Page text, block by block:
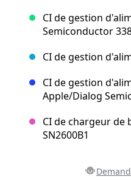
CI de gestion
Semiconductor
CI de gestion
CI de gestion
Apple/Dialog
CI de chargeur de
SN2600B1